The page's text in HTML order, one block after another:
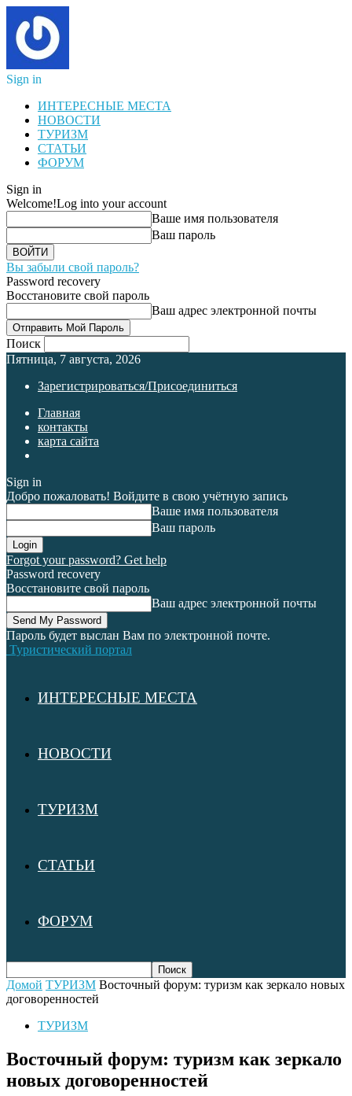
Sign in
ИНТЕРЕСНЫЕ МЕСТА
НОВОСТИ
ТУРИЗМ
СТАТЬИ
ФОРУМ
Sign in
Welcome!Log into your account
Ваше имя пользователя
Ваш пароль
Вы забыли свой пароль?
Password recovery
Восстановите свой пароль
Ваш адрес электронной почты
Поиск
Пятница, 7 августа, 2026
Зарегистрироваться/Присоединиться
Главная
контакты
карта сайта
Sign in
Добро пожаловать! Войдите в свою учётную запись
Ваше имя пользователя
Ваш пароль
Forgot your password? Get help
Password recovery
Восстановите свой пароль
Ваш адрес электронной почты
Пароль будет выслан Вам по электронной почте.
Туристический портал
ИНТЕРЕСНЫЕ МЕСТА
НОВОСТИ
ТУРИЗМ
СТАТЬИ
ФОРУМ
Домой ТУРИЗМ Восточный форум: туризм как зеркало новых
договоренностей
ТУРИЗМ
Восточный форум: туризм как зеркало
новых договоренностей